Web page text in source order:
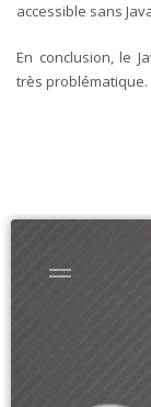
accessible sans
En conclusion, le
très problématique.